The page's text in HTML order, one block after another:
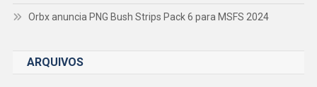
Orbx anuncia PNG Bush Strips Pack 6 para MSFS 2024
ARQUIVOS